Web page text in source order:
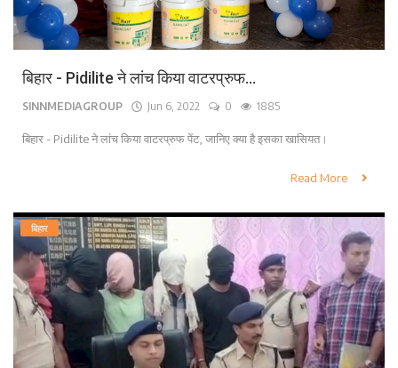
बिहार - Pidilite ने लांच किया वाटरप्रुफ...
SINNMEDIAGROUP Jun 6, 2022 0 1885
बिहार - Pidilite ने लांच किया वाटरप्रुफ पेंट, जानिए क्या है इसका खासियत।
Read More
बिहार